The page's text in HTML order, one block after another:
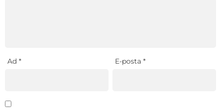
Ad * E-posta*